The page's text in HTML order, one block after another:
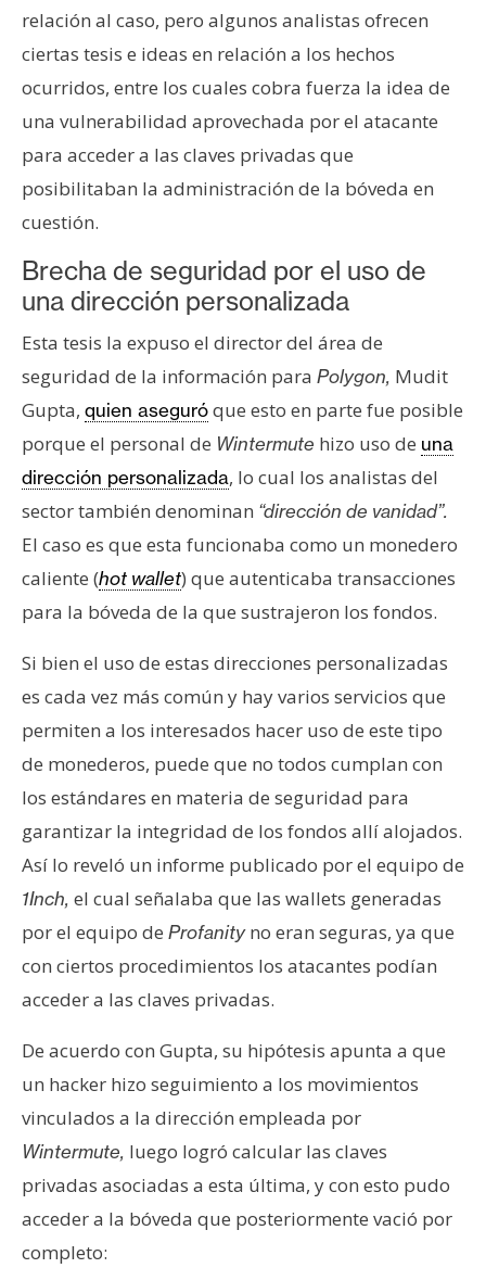
d
e
P
r
n
s
a
T
m
a
s
R
e
c
r
s
s
C
o
n
t
t
o
y
P
b
l
i
c
i
d
d
relación al caso, pero algunos analistas ofrecen
ciertas tesis e ideas en relación a los hechos
ocurridos, entre los cuales cobra fuerza la idea de
una vulnerabilidad aprovechada por el atacante
para acceder a las claves privadas que
posibilitaban la administración de la bóveda en
cuestión.
Brecha de seguridad por el uso de
una dirección personalizada
Esta tesis la expuso el director del área de
seguridad de la información para Polygon, Mudit
Gupta, quien aseguróque esto en parte fue posible
porque el personal de Wintermute hizo uso de una
dirección personalizada, lo cual los analistas del
sector también denominan “dirección de vanidad”.
El caso es que esta funcionaba como un monedero
caliente (hot wallet) que autenticaba transacciones
para la bóveda de la que sustrajeron los fondos.
Si bien el uso de estas direcciones personalizadas
es cada vez más común y hay varios servicios que
permiten a los interesados hacer uso de este tipo
de monederos, puede que no todos cumplan con
los estándares en materia de seguridad para
garantizar la integridad de los fondos allí alojados.
Así lo reveló un informe publicado por el equipo de
1Inch, el cual señalaba que las wallets generadas
por el equipo de Profanityno eran seguras, ya que
con ciertos procedimientos los atacantes podían
acceder a las claves privadas.
De acuerdo con Gupta, su hipótesis apunta a que
un hacker hizo seguimiento a los movimientos
vinculados a la dirección empleada por
Wintermute, luego logró calcular las claves
privadas asociadas a esta última, y con esto pudo
acceder a la bóveda que posteriormente vació por
completo: